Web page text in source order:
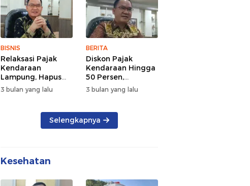
Kebersamaan
Hari
BISNIS
Relaksasi Pajak
Kendaraan
Lampung, Hapus
Denda dan Beri
Diskon BBN
3 bulan yang lalu
BERITA
Diskon Pajak
Kendaraan Hingga
50 Persen,
Lampung Genjot
Mutasi Kendaraan
3 bulan yang lalu
Selengkapnya
Kesehatan